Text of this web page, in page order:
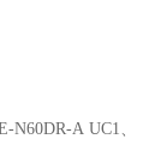
N60DR-A UC1、